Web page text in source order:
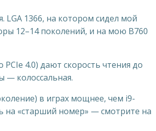
LGA 1366, на котором сидел мой
12–14 поколений, и на мою B760
4.0) дают скорость чтения до
— колоссальная.
в играх мощнее, чем i9-
на «старший номер» — смотрите на